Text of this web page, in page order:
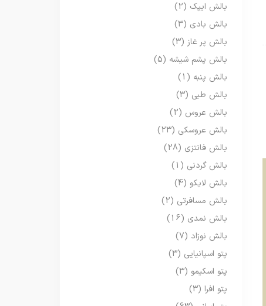
بالش ایپک (2)
بالش بادی (3)
بالش پر غاز (3)
بالش پشم شیشه (5)
بالش پنبه (1)
بالش طبی (3)
بالش عروس (2)
بالش عروسکی (23)
بالش فانتزی (28)
بالش گردنی (1)
بالش لایکو (4)
بالش مسافرتی (2)
بالش نمدی (16)
بالش نوزاد (7)
پتو اسپانیایی (3)
پتو اسکیمو (3)
پتو افرا (3)